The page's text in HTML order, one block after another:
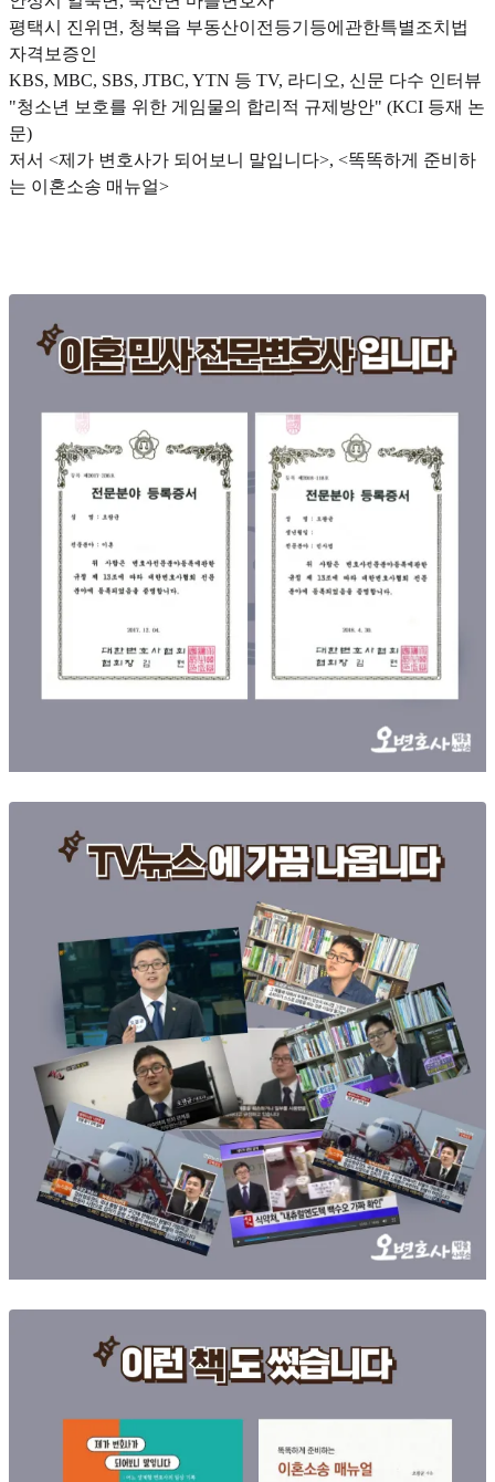
평택시 진위면, 청북읍 부동산이전등기등에관한특별조치법
자격보증인
KBS, MBC, SBS, JTBC, YTN 등 TV, 라디오, 신문 다수 인터뷰
"청소년 보호를 위한 게임물의 합리적 규제방안" (KCI 등재 논
문)
저서 <제가 변호사가 되어보니 말입니다>, <똑똑하게 준비하
는 이혼소송 매뉴얼>